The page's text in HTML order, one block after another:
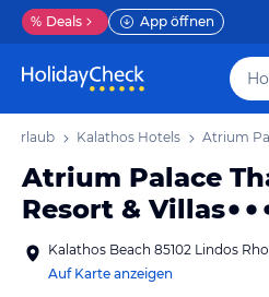
% Deals App öffnen
Urlaub Kalathos Hotels Atrium
Atrium Palace
Resort & Villas
Kalathos Beach 85102 Lindos
Auf Karte anzeigen